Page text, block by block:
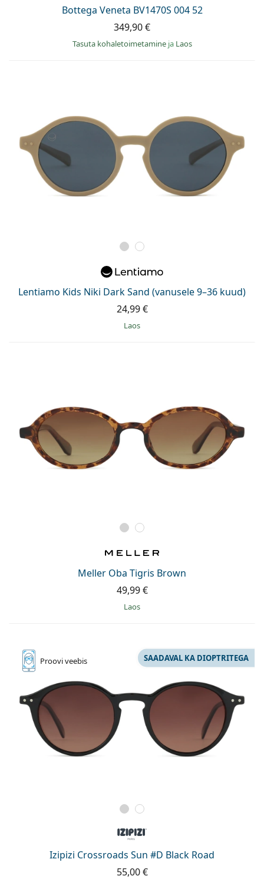
Bottega Veneta BV1470S 004 52
349,90 €
Tasuta kohaletoimetamine ja Laos
Lentiamo Kids Niki Dark Sand (vanusele 9–36 kuud)
24,99 €
Laos
Meller Oba Tigris Brown
49,99 €
Laos
Prooviveebis
Izipizi Crossroads Sun #D Black Road
SAADAVAL KA DIOPTRITEGA
55,00 €